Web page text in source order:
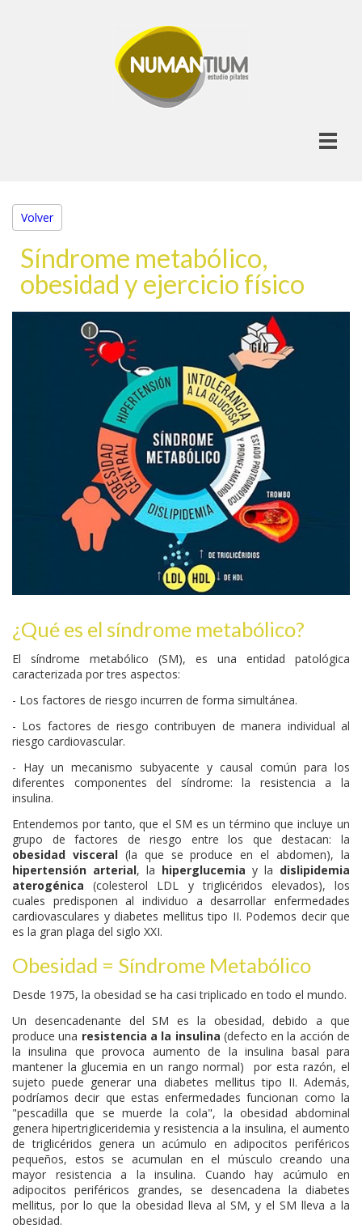
Volver
Síndrome metabólico,
obesidad y ejercicio físico
¿Qué es el síndrome metabólico?
El síndrome metabólico (SM), es una entidad patológica
caracterizada por tres aspectos:
- Los factores de riesgo incurren de forma simultánea.
- Los factores de riesgo contribuyen de manera individual al
riesgo cardiovascular.
- Hay un mecanismo subyacente y causal común para los
diferentes componentes del síndrome: la resistencia a la
insulina.
Entendemos por tanto, que el SM es un término que incluye un
grupo de factores de riesgo entre los que destacan: la
obesidad visceral(la que se produce en el abdomen), la
hipertensión arterial, la hiperglucemia y la dislipidemia
aterogénica (colesterol LDL y triglicéridos elevados), los
cuales predisponen al individuo a desarrollar enfermedades
cardiovasculares y diabetes mellitus tipo II. Podemos decir que
es la gran plaga del siglo XXI.
Obesidad = Síndrome Metabólico
Desde 1975, la obesidad se ha casi triplicado en todo el mundo.
Un desencadenante del SM es la obesidad, debido a que
produce una resistencia a la insulina (defecto en la acción de
la insulina que provoca aumento de la insulina basal para
mantener la glucemia en un rango normal) por esta razón, el
sujeto puede generar una diabetes mellitus tipo II. Además,
podríamos decir que estas enfermedades funcionan como la
"pescadilla que se muerde la cola", la obesidad abdominal
genera hipertrigliceridemia y resistencia a la insulina, el aumento
de triglicéridos genera un acúmulo en adipocitos periféricos
pequeños, estos se acumulan en el músculo creando una
mayor resistencia a la insulina. Cuando hay acúmulo en
adipocitos periféricos grandes, se desencadena la diabetes
mellitus, por lo que la obesidad lleva al SM, y el SM lleva a la
obesidad.